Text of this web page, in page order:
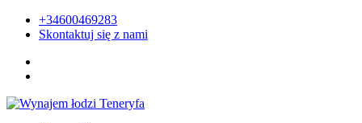
+34600469283
Skontaktuj się z nami